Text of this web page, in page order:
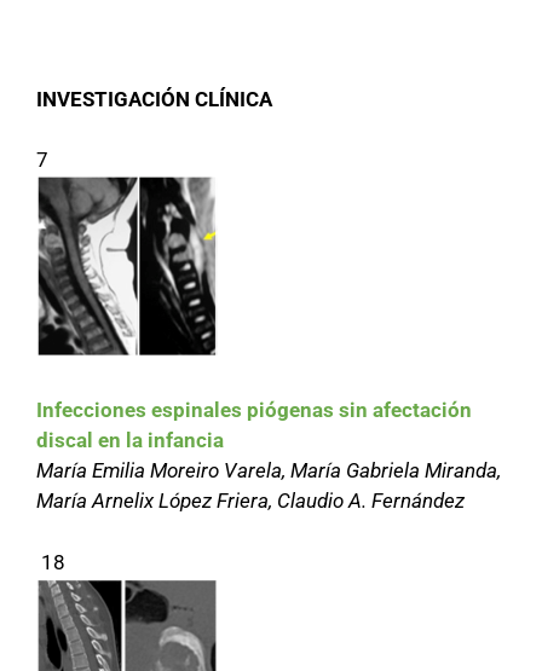
INVESTIGACIÓN CLÍNICA
7
Infecciones espinales piógenas sin afectación
discal en la infancia
María Emilia Moreiro Varela, María Gabriela Miranda,
María Arnelix López Friera, Claudio A. Fernández
18